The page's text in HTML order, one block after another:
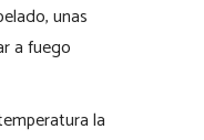
unas
a fuego
la